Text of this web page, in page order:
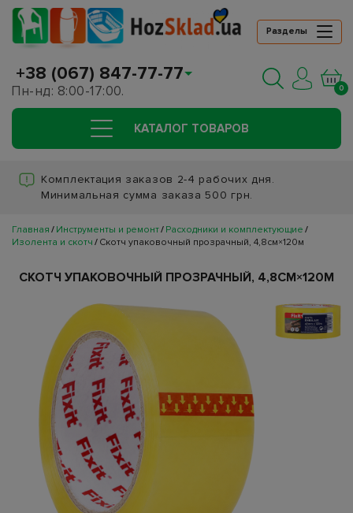
Разделы
+38 (067) 847-77-77
Пн-нд: 8:00-17:00. 0
КАТАЛОГ ТОВАРОВ
Комплектация заказов 2-4 рабочих дня.
Минимальная сумма заказа 500 грн.
Главная Инструменты и ремонт Расходники и комплектующие
Изолента и скотч
Скотч упаковочный прозрачный, 4,8см×120м
СКОТЧ УПАКОВОЧНЫЙ ПРОЗРАЧНЫЙ, 4,8СМ×120М